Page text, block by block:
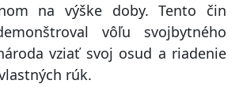
na výške doby. Tento čin
vôľu svojbytného
vziať svoj osud a riadenie
rúk.